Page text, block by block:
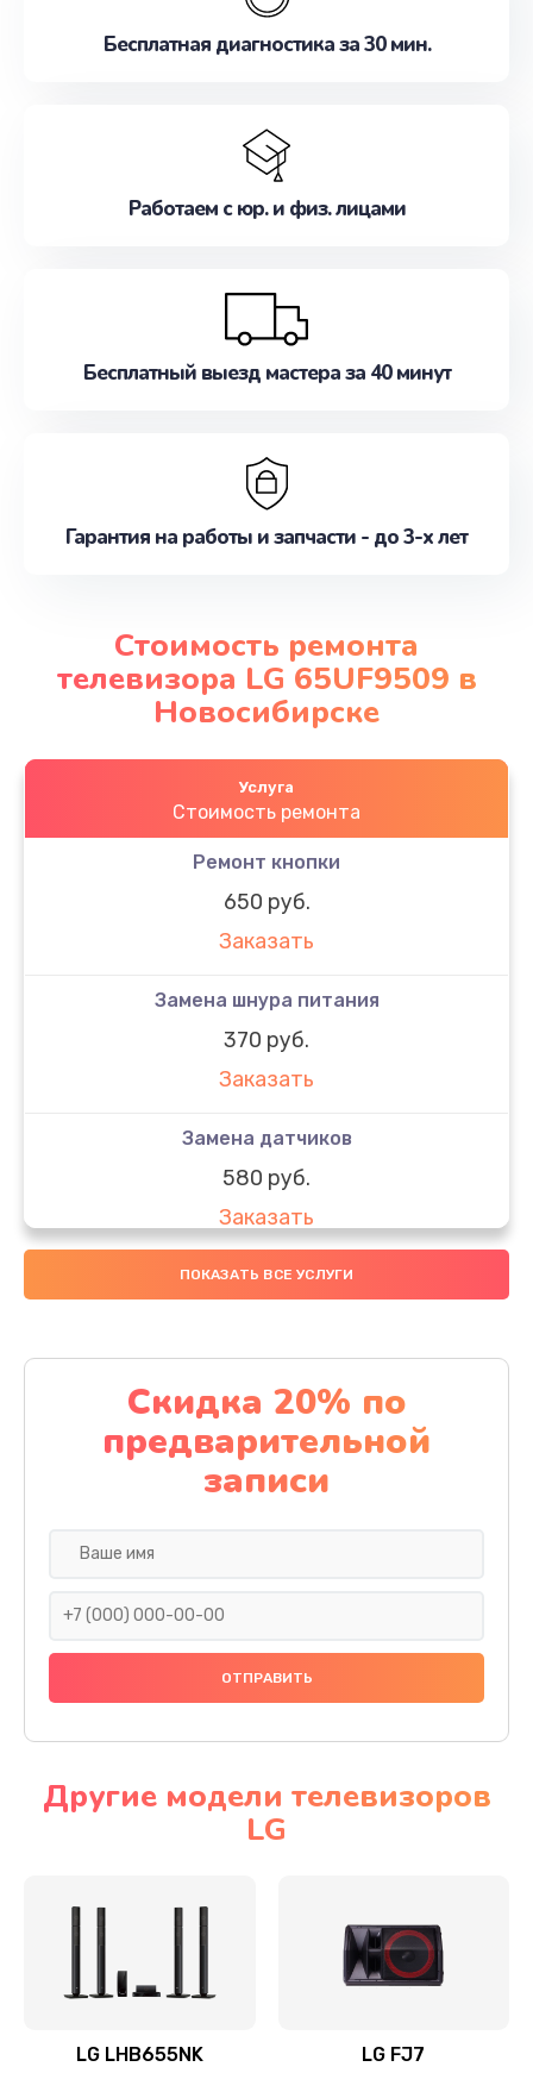
Бесплатная диагностика за 30 мин.
Работаем с юр. и физ. лицами
Бесплатный выезд мастера за 40 минут
Гарантия на работы и запчасти - до 3-х лет
Стоимость ремонта
телевизора LG 65UF9509 в
Новосибирске
Услуга
Стоимость ремонта
Ремонт кнопки
650 руб.
Заказать
Замена шнура питания
370 руб.
Заказать
Замена датчиков
580 руб.
Заказать
Комплексная чистка
Заказать
Замена дисплея (экрана)
2000 руб.
Заказать
Ремонт платы электроники
Прошивка
Ремонт механики привода
Ремонт / замена кнопок, клавиш, индикаторов,
ПОКАЗАТЬ ВСЕ УСЛУГИ
Скидка 20% по
предварительной
записи
Другие модели телевизоров
LG
LG LHB655NK LG FJ7